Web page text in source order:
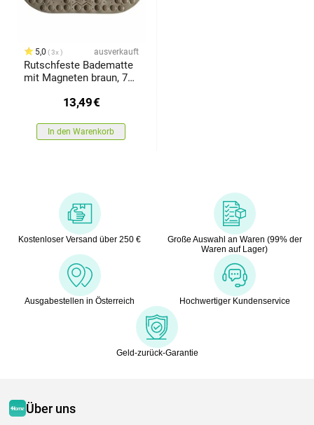
5,0 3x ausverkauft
Rutschfeste Badematte
mit Magneten braun, 70
13,49€
In den Warenkorb
Kostenloser Versand über 250 €
Große Auswahl an Waren (99% der
Waren auf Lager)
Ausgabestellen in Österreich Hochwertiger Kundenservice
Geld-zurück-Garantie
Über uns